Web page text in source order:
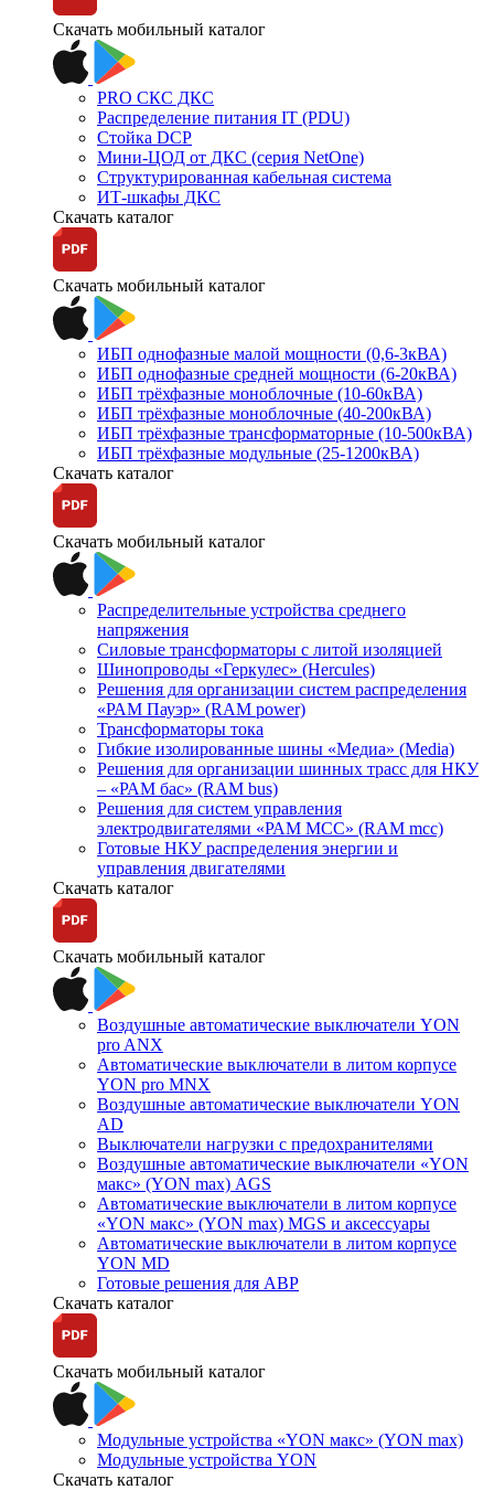
Скачать мобильный каталог
PRO СКС ДКС
Распределение питания IT (PDU)
Стойка DCP
Мини-ЦОД от ДКС (серия NetOne)
Структурированная кабельная система
ИТ-шкафы ДКС
Скачать каталог
Скачать мобильный каталог
ИБП однофазные малой мощности (0,6-3кВА)
ИБП однофазные средней мощности (6-20кВА)
ИБП трёхфазные моноблочные (10-60кВА)
ИБП трёхфазные моноблочные (40-200кВА)
ИБП трёхфазные трансформаторные (10-500кВА)
ИБП трёхфазные модульные (25-1200кВА)
Скачать каталог
Скачать мобильный каталог
Распределительные устройства среднего
напряжения
Силовые трансформаторы с литой изоляцией
Шинопроводы «Геркулес» (Hercules)
Решения для организации систем распределения
«РАМ Пауэр» (RAM power)
Трансформаторы тока
Гибкие изолированные шины «Медиа» (Media)
Решения для организации шинных трасс для НКУ
– «РАМ бас» (RAM bus)
Решения для систем управления
электродвигателями «РАМ МСС» (RAM mcc)
Готовые НКУ распределения энергии и
управления двигателями
Скачать каталог
Скачать мобильный каталог
Воздушные автоматические выключатели YON
pro ANX
Автоматические выключатели в литом корпусе
YON pro MNX
Воздушные автоматические выключатели YON
AD
Выключатели нагрузки с предохранителями
Воздушные автоматические выключатели «YON
макс» (YON max) AGS
Автоматические выключатели в литом корпусе
«YON макс» (YON max) MGS и аксессуары
Автоматические выключатели в литом корпусе
YON MD
Готовые решения для АВР
Скачать каталог
Скачать мобильный каталог
Модульные устройства «YON макс» (YON max)
Модульные устройства YON
Скачать каталог